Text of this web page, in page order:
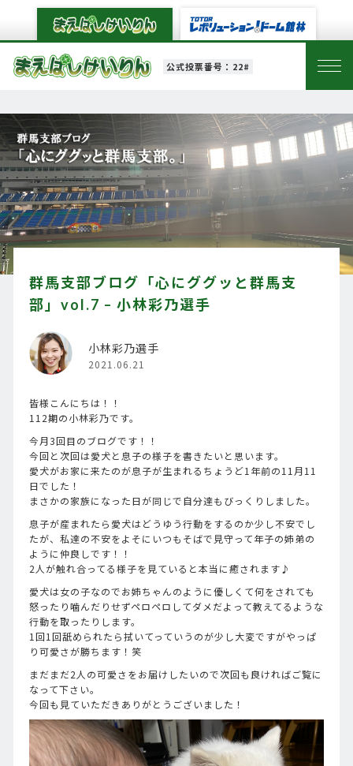
公式投票番号：22#
群馬支部ブログ「心にググッと群馬支
部」vol.7 – 小林彩乃選手
小林彩乃選手
2021.06.21
皆様こんにちは！！
112期の小林彩乃です。
今月3回目のブログです！！
今回と次回は愛犬と息子の様子を書きたいと思います。
愛犬がお家に来たのが息子が生まれるちょうど1年前の11月11
日でした！
まさかの家族になった日が同じで自分達もびっくりしました。
息子が産まれたら愛犬はどうゆう行動をするのか少し不安でし
たが、私達の不安をよそにいつもそばで見守って年子の姉弟の
ように仲良しです！！
2人が触れ合ってる様子を見ていると本当に癒されます♪
愛犬は女の子なのでお姉ちゃんのように優しくて何をされても
怒ったり噛んだりせずペロペロしてダメだよって教えてるような
行動を取ったりします。
1回1回舐められたら拭いてっていうのが少し大変ですがやっぱ
り可愛さが勝ちます！笑
まだまだ2人の可愛さをお届けしたいので次回も良ければご覧に
なって下さい。
今回も見ていただきありがとうございました！